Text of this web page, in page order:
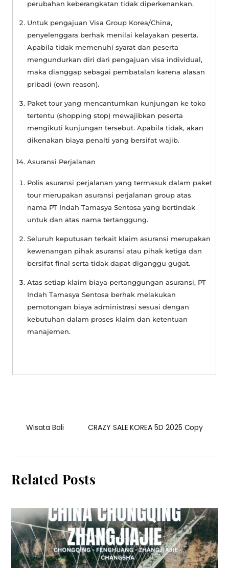
perubahan keberangkatan tidak diperkenankan.
Untuk pengajuan Visa Group Korea/China,
penyelenggara berhak menilai kelayakan peserta.
Apabila tidak memenuhi syarat dan peserta
mengundurkan diri dari pengajuan visa individual,
maka dianggap sebagai pembatalan karena alasan
pribadi (own reason).
Paket tour yang mencantumkan kunjungan ke toko
tertentu (shopping stop) mewajibkan peserta
mengikuti kunjungan tersebut. Apabila tidak, akan
dikenakan biaya penalti yang bersifat wajib.
14. Asuransi Perjalanan
Polis asuransi perjalanan yang termasuk dalam paket
tour merupakan asuransi perjalanan group atas
nama PT Indah Tamasya Sentosa yang bertindak
untuk dan atas nama tertanggung.
Seluruh keputusan terkait klaim asuransi merupakan
kewenangan pihak asuransi atau pihak ketiga dan
bersifat final serta tidak dapat diganggu gugat.
Atas setiap klaim biaya pertanggungan asuransi, PT
Indah Tamasya Sentosa berhak melakukan
pemotongan biaya administrasi sesuai dengan
kebutuhan dalam proses klaim dan ketentuan
manajemen.
Wisata Bali CRAZY SALE KOREA 5D 2025 Copy
Related Posts